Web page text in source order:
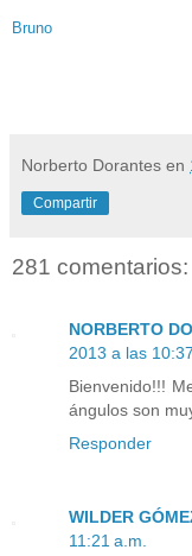
Bruno
Norberto Dorantes en
Compartir
281 comentarios:
NORBERTO
2013 a las
Bienvenido!!!
ángulos son
Responder
WILDER
11:21 a.m.